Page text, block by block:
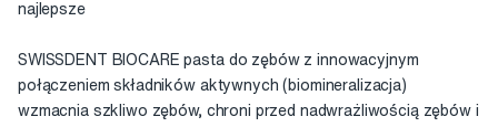
najlepsze
SWISSDENT BIOCARE pasta do zębów z innowacyjnym
połączeniem składników aktywnych (biomineralizacja)
wzmacnia szkliwo zębów, chroni przed nadwrażliwością zębów i